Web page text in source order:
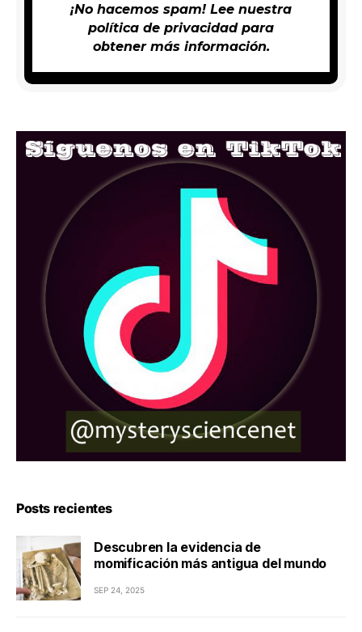
¡No hacemos spam! Lee nuestra
política de privacidadpara
obtener más información.
Posts recientes
Descubren la evidencia de
momificación más antigua del mundo
SEP 24, 2025